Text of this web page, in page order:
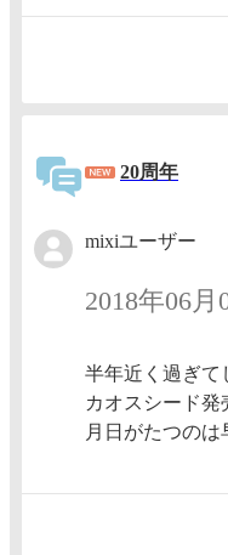
20周年
mixiユーザー
2018年06月
半年近く過ぎて
カオスシード発
月日がたつのは